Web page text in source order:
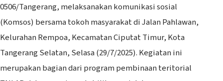
0506/Tangerang, melaksanakan komunikasi sosial
(Komsos) bersama tokoh masyarakat di Jalan Pahlawan,
Kelurahan Rempoa, Kecamatan Ciputat Timur, Kota
Tangerang Selatan, Selasa (29/7/2025). Kegiatan ini
merupakan bagian dari program pembinaan teritorial